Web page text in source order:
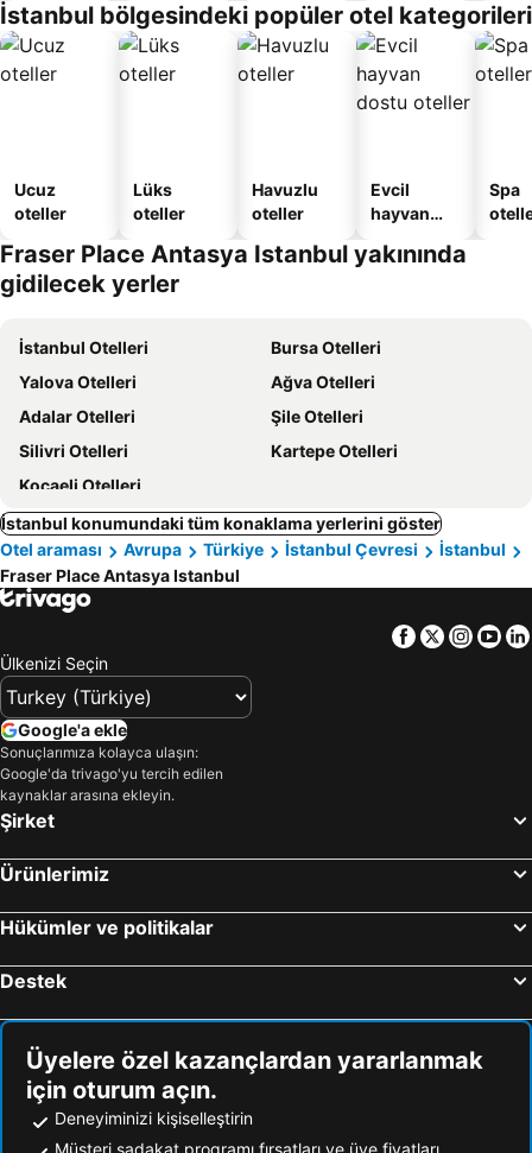
oteller
Apart
Daire
İstanbul bölgesindeki popüler otel kategorileri
Ucuz
oteller
Lüks
oteller
Havuzlu
oteller
Evcil
hayvan
oteller
Spa
Fraser Place Antasya Istanbul yakınında
gidilecek yerler
İstanbul Otelleri
Bursa Otelleri
Yalova Otelleri
Ağva Otelleri
Adalar Otelleri
Şile Otelleri
Silivri Otelleri
Kartepe Otelleri
Kocaeli Otelleri
İstanbul konumundaki tüm konaklama yerlerini göster
Otel araması
Avrupa Türkiye İstanbul Çevresi
İstanbul
Fraser Place Antasya Istanbul
Facebook
Twitter
Ülkenizi Seçin
Google'a ekle
Sonuçlarımıza kolayca ulaşın:
Google'da trivago'yu tercih edilen
kaynaklar arasına ekleyin.
Şirket
Ürünlerimiz
Hükümler ve politikalar
Destek
Üyelere özel kazançlardan yararlanmak
için oturum açın.
Deneyiminizi kişiselleştirin